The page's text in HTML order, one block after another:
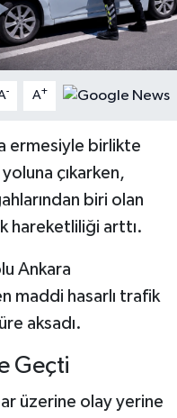
- A+
ermesiyle birlikte
çıkarken,
biri olan
hareketliliği arttı.
Ankara
maddi hasarlı trafik
aksadı.
Geçti
üzerine olay yerine